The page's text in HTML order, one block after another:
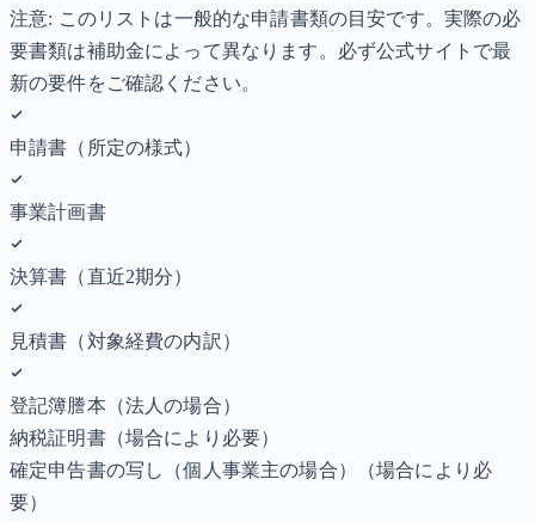
注意: このリストは一般的な申請書類の目安です。実際の必
要書類は補助金によって異なります。必ず公式サイトで最
新の要件をご確認ください。
申請書（所定の様式）
事業計画書
決算書（直近2期分）
見積書（対象経費の内訳）
登記簿謄本（法人の場合）
納税証明書（場合により必要）
確定申告書の写し（個人事業主の場合）
（場合により必
要）